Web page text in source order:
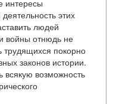
интересы
этих
людей
войны отнюдь не
трудящихся покорно
законов истории.
всякую возможность